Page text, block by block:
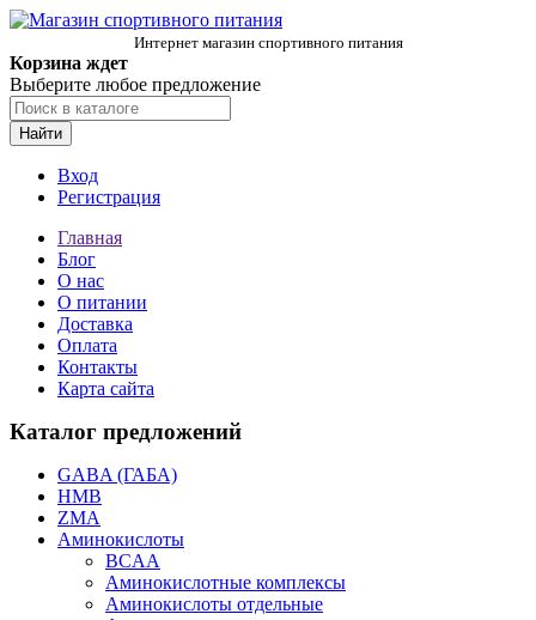
Интернет магазин спортивного питания
Корзина ждет
Выберите любое предложение
Найти
Вход
Регистрация
Главная
Блог
О нас
О питании
Доставка
Оплата
Контакты
Карта сайта
Каталог предложений
GABA (ГАБА)
HMB
ZMA
Аминокислоты
BCAA
Аминокислотные комплексы
Аминокислоты отдельные